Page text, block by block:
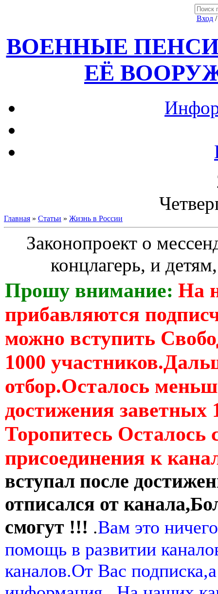
Вход
ВОЕННЫЕ
ЕЁ
Главная » Статьи » Жизнь в России
Законопроект о
концлагерь, и
Прошу внимание: На
прибавляются
можно вступить
1000
отбор.Осталось
достижения заветных
Торопитесь Осталось
присоединения к
вступал после
отписался от
смогут !!! .Вам это
помощь в развитии
каналов.От Вас